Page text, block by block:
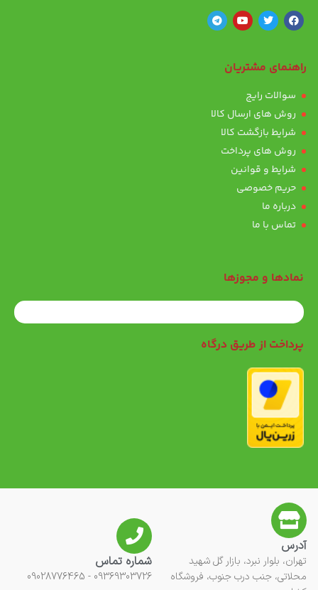
راهنمای مشتریان
سوالات رایج
روش های ارسال کالا
شرایط بازگشت کالا
روش های پرداخت
شرایط و قوانین
حریم خصوصی
درباره ما
تماس با ما
نمادها و مجوزها
پرداخت از طریق درگاه
آدرس
تهران، بلوار نبرد، بازار گل شهید
محلاتی، جنب درب جنوب، فروشگاه
شماره تماس
09369303726 - 09028776465